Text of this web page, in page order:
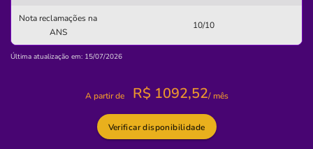
(71)3245-5655
Informação indisponível
Clínica Ana Catarina
Nota reclamações na
ANS
10/10
Última atualização em: 15/07/2026
A partir de R$ 1092,52/ mês
Verificar disponibilidade